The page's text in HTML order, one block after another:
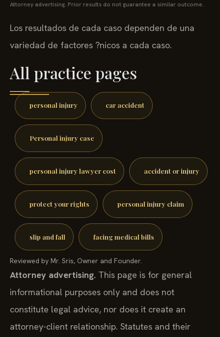
Attorney advertising. Prior results do not guarantee a similar outcome.
Los resultados de cada caso dependen de una
variedad de factores ?nicos a cada caso.
All practice pages
personal injury car accident
Personal injury case
personal injury lawyer cost accident or injury
protect your rights personal injury claim
slip and fall facing medical bills
Reviewed by Mr. Sris, Owner and Founder.
Attorney advertising. This page is for general
informational purposes only and does not
constitute legal advice, nor does it create an
attorney-client relationship. Statutes and their